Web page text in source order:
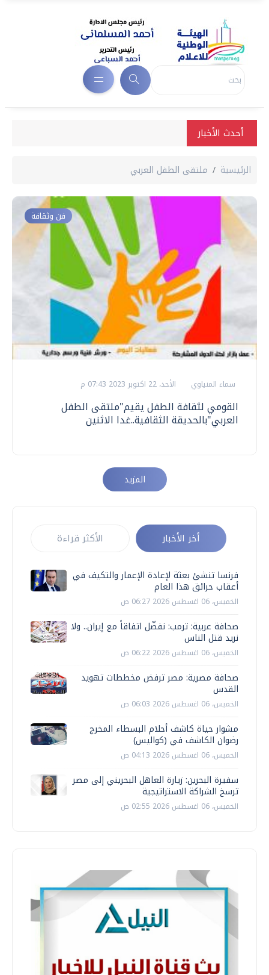
أحدث الأخبار
الرئيسية ملتقى الطفل العربي
فن وثقافة
سماء المنياوي الأحد، 22 اكتوبر 2023 07:43 م
القومي لثقافة الطفل يقيم"ملتقى الطفل
العربي"بالحديقة الثقافية..غدا الاثنين
المزيد
أخر الأخبار الأكثر قراءة
فرنسا تنشئ بعثة لإعادة الإعمار والتكيف في
أعقاب حرائق هذا العام
الخميس، 06 اغسطس 2026 06:27 ص
صحافة عربية: ترمب: نفضّل اتفاقاً مع إيران.. ولا
نريد قتل الناس
الخميس، 06 اغسطس 2026 06:22 ص
صحافة مصرية: مصر ترفض مخططات تهويد
القدس
الخميس، 06 اغسطس 2026 06:03 ص
مشوار حياة كاشف أحلام البسطاء المخرج
رضوان الكاشف في (كواليس)
الخميس، 06 اغسطس 2026 04:13 ص
سفيرة البحرين: زيارة العاهل البحريني إلى مصر
ترسخ الشراكة الاستراتيجية
الخميس، 06 اغسطس 2026 02:55 ص